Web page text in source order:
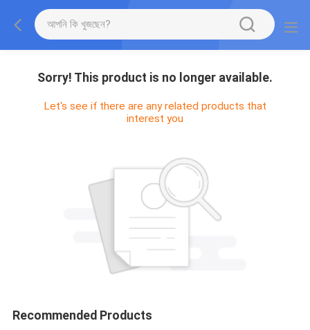
Sorry! This product is no longer available.
Let's see if there are any related products that
interest you
Recommended Products